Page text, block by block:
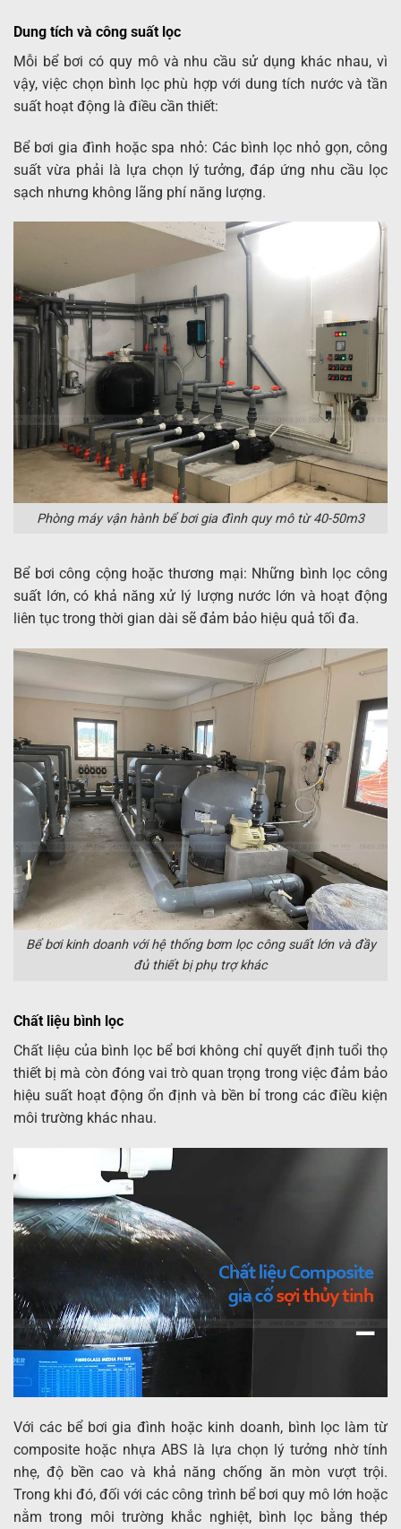
Dung tích và công suất lọc
Mỗi bể bơi có quy mô và nhu cầu sử dụng khác nhau, vì
vậy, việc chọn bình lọc phù hợp với dung tích nước và tần
suất hoạt động là điều cần thiết:
Bể bơi gia đình hoặc spa nhỏ: Các bình lọc nhỏ gọn, công
suất vừa phải là lựa chọn lý tưởng, đáp ứng nhu cầu lọc
sạch nhưng không lãng phí năng lượng.
Phòng máy vận hành bể bơi gia đình quy mô từ 40-50m3
Bể bơi công cộng hoặc thương mại: Những bình lọc công
suất lớn, có khả năng xử lý lượng nước lớn và hoạt động
liên tục trong thời gian dài sẽ đảm bảo hiệu quả tối đa.
Bể bơi kinh doanh với hệ thống bơm lọc công suất lớn và đầy
đủ thiết bị phụ trợ khác
Chất liệu bình lọc
Chất liệu của bình lọc bể bơi không chỉ quyết định tuổi thọ
thiết bị mà còn đóng vai trò quan trọng trong việc đảm bảo
hiệu suất hoạt động ổn định và bền bỉ trong các điều kiện
môi trường khác nhau.
Với các bể bơi gia đình hoặc kinh doanh, bình lọc làm từ
composite hoặc nhựa ABS là lựa chọn lý tưởng nhờ tính
nhẹ, độ bền cao và khả năng chống ăn mòn vượt trội.
Trong khi đó, đối với các công trình bể bơi quy mô lớn hoặc
nằm trong môi trường khắc nghiệt, bình lọc bằng thép